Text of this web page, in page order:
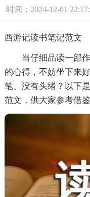
时间：2024-12-01
西游记读书笔记范文
当仔细品读一部作
的心得，不妨坐下来
笔、没有头绪？以下
范文，供大家参考借